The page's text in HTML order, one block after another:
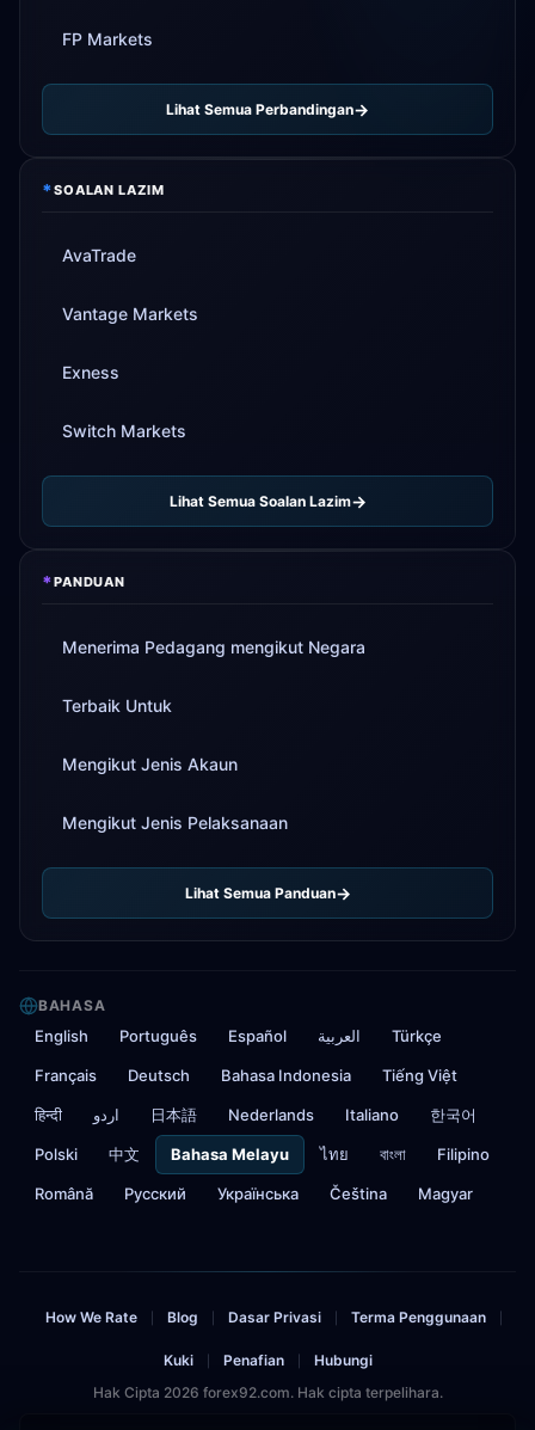
FP Markets
Lihat Semua Perbandingan
*SOALAN LAZIM
AvaTrade
Vantage Markets
Exness
Switch Markets
Lihat Semua Soalan Lazim
*PANDUAN
Menerima Pedagang mengikut Negara
Terbaik Untuk
Mengikut Jenis Akaun
Mengikut Jenis Pelaksanaan
Lihat Semua Panduan
BAHASA
English Português Español العربية Türkçe
Français Deutsch Bahasa Indonesia Tiếng Việt
हिन्दी اردو 日本語 Nederlands Italiano 한국어
Polski 中文 Bahasa Melayu ไทย বাংলা Filipino
Română Русский Українська Čeština Magyar
How We Rate Blog Dasar Privasi Terma Penggunaan
Kuki Penafian
Hubungi
Hak Cipta 2026 forex92.com. Hak cipta terpelihara.